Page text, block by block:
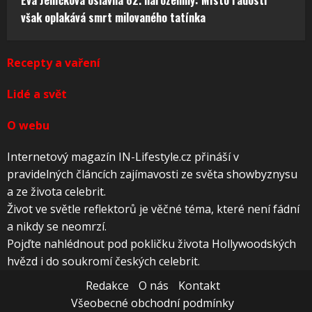
však oplakává smrt milovaného tatínka
Recepty a vaření
Lidé a svět
O webu
Internetový magazín IN-Lifestyle.cz přináší v
pravidelných článcích zajímavosti ze světa showbyznysu
a ze života celebrit.
Život ve světle reflektorů je věčné téma, které není fádní
a nikdy se neomrzí.
Pojďte nahlédnout pod pokličku života Hollywoodských
hvězd i do soukromí českých celebrit.
Redakce
O nás
Kontakt
Všeobecné obchodní podmínky